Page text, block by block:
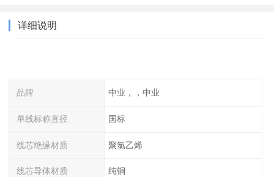
详细说明
品牌 中业，，中业
单线标称直径 国标
线芯绝缘材质 聚氯乙烯
线芯导体材质 纯铜